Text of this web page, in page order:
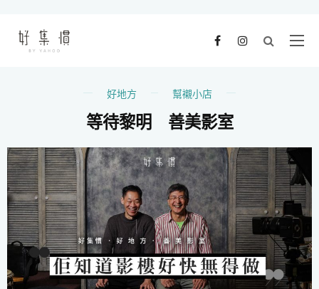
好地方 幫襯小店
等待黎明 善美影室